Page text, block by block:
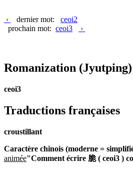
‹ dernier mot: ceoi2
prochain mot: ceoi3 ›
Romanization (Jyutping)
ceoi3
Traductions françaises
croustillant
Caractère chinois (moderne =
animée"Comment écrire 脆 ( ceoi3 )